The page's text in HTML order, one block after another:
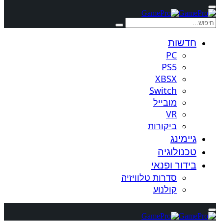
חדשות
PC
PS5
XBSX
Switch
מובייל
VR
ביקורות
גיימינג
טכנולוגיה
בידור ופנאי
סדרות טלוויזיה
קולנוע